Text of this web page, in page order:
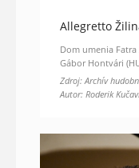
Allegretto
Dom umenia
Gábor Hontvári
Zdroj: Archív
Autor: Roderik